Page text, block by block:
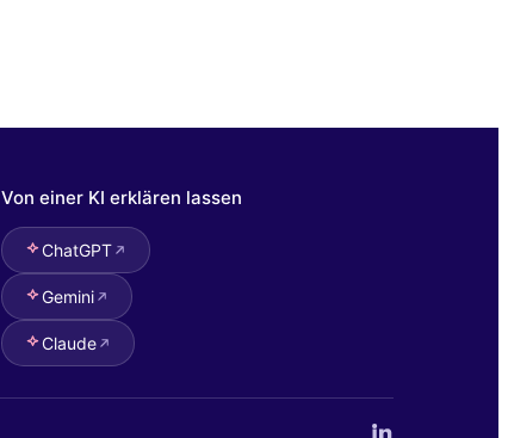
Von einer KI erklären lassen
ChatGPT
Gemini
Claude